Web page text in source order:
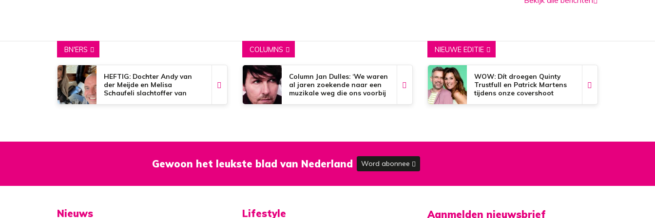
BN'ERS
HEFTIG: Dochter Andy van
der Meijde en Melisa
Schaufeli slachtoffer van
COLUMNS
Column Jan Dulles: ‘We waren
al jaren zoekende naar een
muzikale weg die ons voorbij
NIEUWE EDITIE
WOW: Dít droegen Quinty
Trustfull en Patrick Martens
tijdens onze covershoot
Gewoon het leukste blad van Nederland Word abonnee
Nieuws Lifestyle Aanmelden nieuwsbrief